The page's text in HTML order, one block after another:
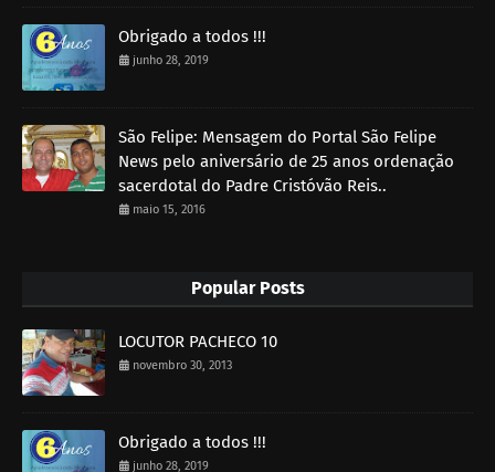
Obrigado a todos !!!
junho 28, 2019
São Felipe: Mensagem do Portal São Felipe
News pelo aniversário de 25 anos ordenação
sacerdotal do Padre Cristóvão Reis..
maio 15, 2016
Popular Posts
LOCUTOR PACHECO 10
novembro 30, 2013
Obrigado a todos !!!
junho 28, 2019